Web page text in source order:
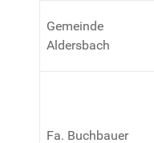
Gemeinde
Aldersbach
Fa. Buchbauer